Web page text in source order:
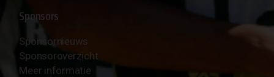
Sponsors
Sponsornieuws
Sponsoroverzicht
Meer informatie